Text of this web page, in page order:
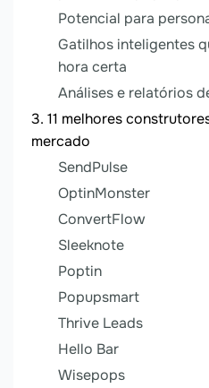
Potencial para
Gatilhos inteligentes
hora certa
Análises e relatórios
11 melhores
mercado
SendPulse
OptinMonster
ConvertFlow
Sleeknote
Poptin
Popupsmart
Thrive Leads
Hello Bar
Wisepops